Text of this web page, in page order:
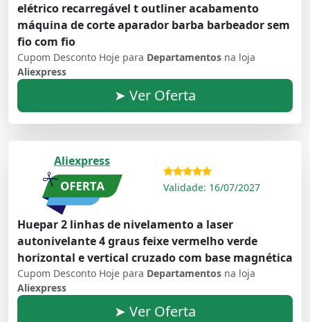
elétrico recarregável t outliner acabamento
máquina de corte aparador barba barbeador sem
fio com fio
Cupom Desconto Hoje para Departamentos na loja
Aliexpress
➤ Ver Oferta
Aliexpress
Validade: 16/07/2027
Huepar 2 linhas de nivelamento a laser
autonivelante 4 graus feixe vermelho verde
horizontal e vertical cruzado com base magnética
Cupom Desconto Hoje para Departamentos na loja
Aliexpress
➤ Ver Oferta